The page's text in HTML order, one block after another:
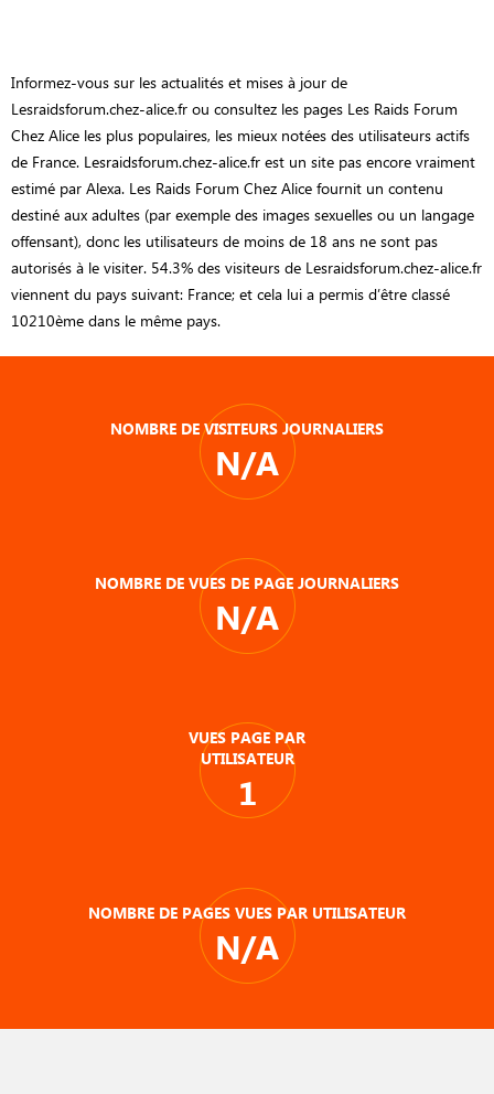
Informez-vous sur les actualités et mises à jour de
Lesraidsforum.chez-alice.fr ou consultez les pages Les Raids Forum
Chez Alice les plus populaires, les mieux notées des utilisateurs actifs
de France. Lesraidsforum.chez-alice.fr est un site pas encore vraiment
estimé par Alexa. Les Raids Forum Chez Alice fournit un contenu
destiné aux adultes (par exemple des images sexuelles ou un langage
offensant), donc les utilisateurs de moins de 18 ans ne sont pas
autorisés à le visiter. 54.3% des visiteurs de Lesraidsforum.chez-alice.fr
viennent du pays suivant: France; et cela lui a permis d’être classé
10210ème dans le même pays.
NOMBRE DE VISITEURS JOURNALIERS
N/A
NOMBRE DE VUES DE PAGE JOURNALIERS
N/A
VUES PAGE PAR
UTILISATEUR
1
NOMBRE DE PAGES VUES PAR UTILISATEUR
N/A